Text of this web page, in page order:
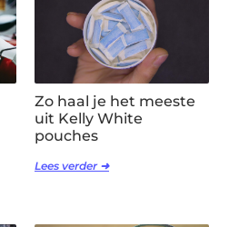
Zo haal je het meeste
uit Kelly White
pouches
Lees verder ➜